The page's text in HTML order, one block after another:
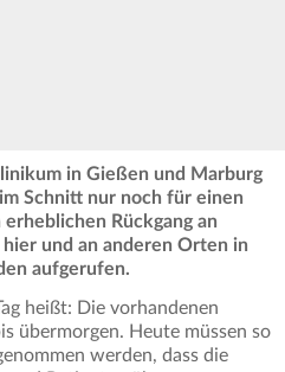
in Gießen und Marburg
Schnitt nur noch für einen
Rückgang an
und an anderen Orten in
aufgerufen.
heißt: Die vorhandenen
übermorgen. Heute müssen so
werden, dass die